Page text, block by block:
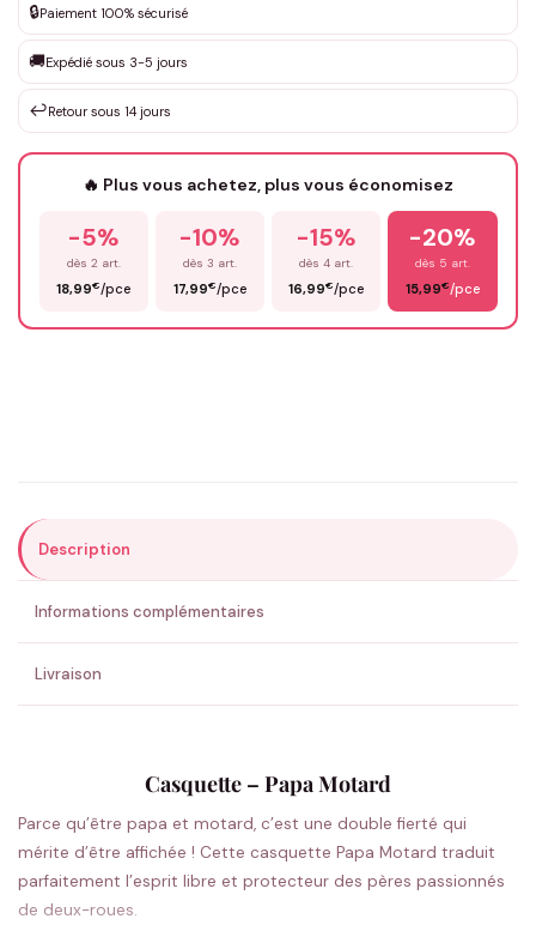
Que souhaitez-vous ?*
Votre texte / idée*
Prénom*
ENVOYER MA DEMANDE ✨
💚 Retour sous 24-48h🇫🇷 Flocage en France✅ Validation avant fabrication
🔒Paiement 100% sécurisé
🚚Expédié sous 3-5 jours
↩️Retour sous 14 jours
🔥 Plus vous achetez, plus vous économisez
-5%
dès 2 art.
18,99€/pce
-10%
dès 3 art.
17,99€/pce
-15%
dès 4 art.
16,99€/pce
-20%
dès 5 art.
15,99€/pce
Description
Informations complémentaires
Livraison
Casquette – Papa Motard
Parce qu’être papa et motard, c’est une double fierté qui
mérite d’être affichée ! Cette casquette Papa Motard traduit
parfaitement l’esprit libre et protecteur des pères passionnés
de deux-roues.